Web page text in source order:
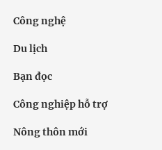
Công nghệ
Du lịch
Bạn đọc
Công nghiệp hỗ trợ
Nông thôn mới